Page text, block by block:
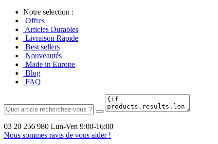
Notre selection :
Offres
Articles Durables
Livraison Rapide
Best sellers
Nouveautés
Made in Europe
Blog
FAQ
03 20 256 980 Lun-Ven 9:00-16:00
Nous sommes ravis de vous aider !